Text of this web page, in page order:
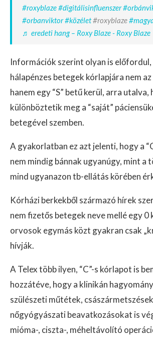
#roxyblaze#digitálisinfluenszer
#orbanviktor#közélet#roxyblaze
♬ eredeti hang – Roxy Blaze - Roxy Blaze
Információk szerint olyan is előfordul,
hálapénzes betegek kórlapjára nem
hanem egy “S” betű kerül, arra utalva,
különböztetik meg a “saját”
betegével szemben.
A gyakorlatban ez azt jelenti, hogy a
nem mindig bánnak ugyanúgy, mint a
mind ugyanazon tb-ellátás körében
Kórházi berkekből származó hírek
nem fizetős betegek neve mellé egy 0
orvosok egymás közt gyakran csak
hívják.
A Telex több ilyen, “C”-s kórlapot is
hozzátéve, hogy a klinikán
szülészeti műtétek,
nőgyógyászati beavatkozásokat is
mióma-, ciszta-, méheltávolító